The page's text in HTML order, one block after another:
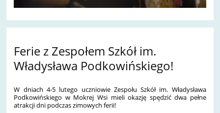
Ferie z Zespołem Szkół im.
Władysława Podkowińskiego!
W dniach 4-5 lutego uczniowie Zespołu Szkół im. Władysława
Podkowińskiego w Mokrej Wsi mieli okazję spędzić dwa pełne
atrakcji dni podczas zimowych ferii!